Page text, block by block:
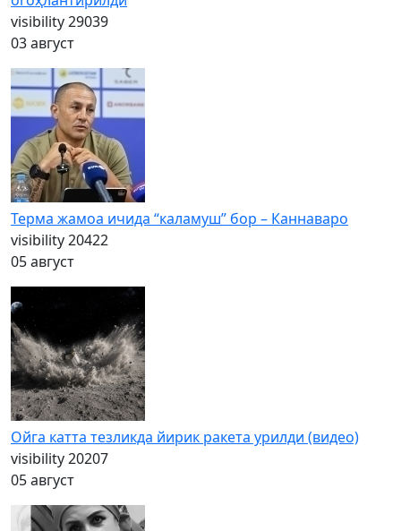
visibility29039
03 август
Терма жамоа ичида “каламуш” бор – Каннаваро
visibility20422
05 август
Ойга катта тезликда йирик ракета урилди (видео)
visibility20207
05 август